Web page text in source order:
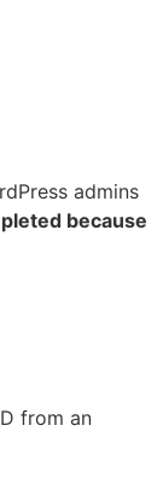
admins
because
from an